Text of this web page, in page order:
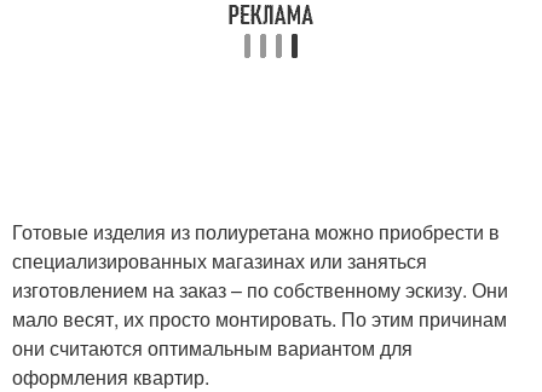
Готовые изделия из полиуретана можно приобрести в
специализированных магазинах или заняться
изготовлением на заказ – по собственному эскизу. Они
мало весят, их просто монтировать. По этим причинам
они считаются оптимальным вариантом для
оформления квартир.